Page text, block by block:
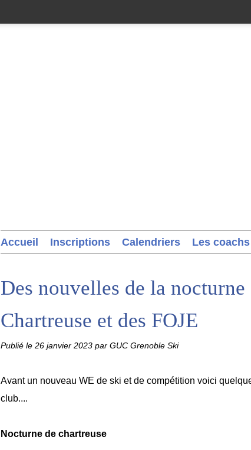
Accueil Inscriptions Calendriers Les coachs
Des nouvelles de la nocturne
Chartreuse et des FOJE
Publié le 26 janvier 2023 par GUC Grenoble Ski
Avant un nouveau WE de ski et de compétition voici
club....
Nocturne de chartreuse